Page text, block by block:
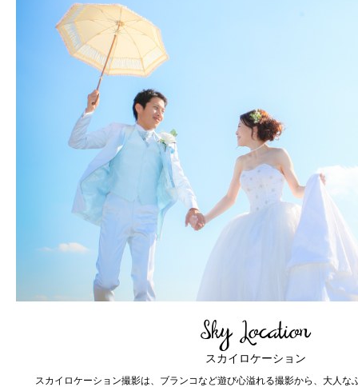
Sky Location
スカイロケーション
スカイロケーション撮影は、ブランコなど遊び心溢れる撮影から、大人な